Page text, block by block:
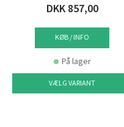
DKK 857,00
KØB / INFO
På lager
VÆLG VARIANT